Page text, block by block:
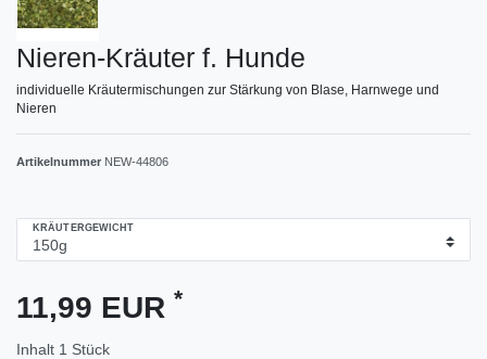
Nieren-Kräuter f. Hunde
individuelle Kräutermischungen zur Stärkung von Blase, Harnwege und
Nieren
Artikelnummer NEW-44806
KRÄUTERGEWICHT
11,99 EUR *
Inhalt 1 Stück